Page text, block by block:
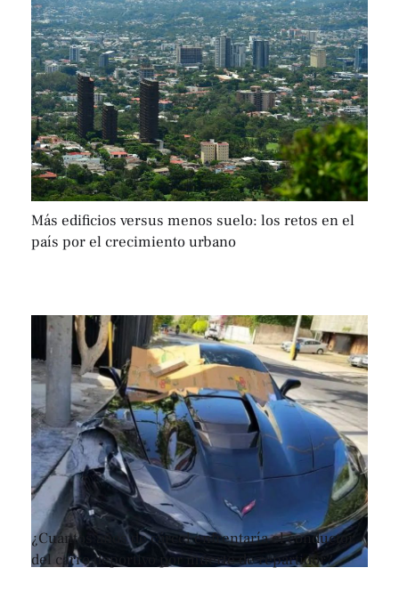
Más edificios versus menos suelo: los retos en el
país por el crecimiento urbano
¿Cuántos años de cárcel enfrentaría el conductor
del carro deportivo por muerte de repartidor?